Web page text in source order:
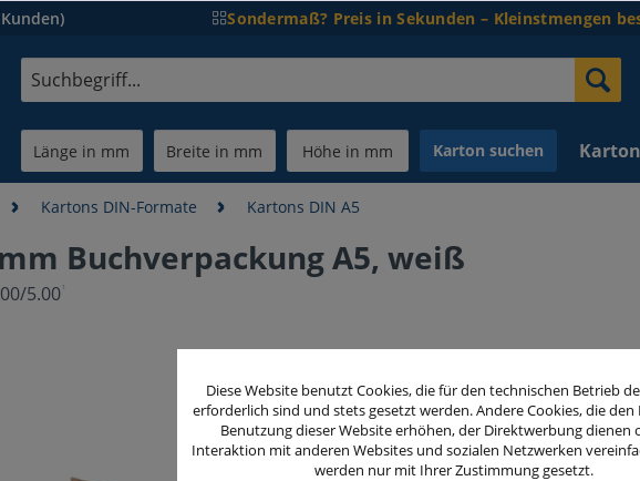
Sondermaß? Preis in Sekunden – Kleinstmengen
Karton suchen
Kartons DIN-Formate Kartons DIN A5
Buchverpackung A5, weiß
5.00¹
inkl.
Diese Website benutzt Cookies, die für den technischen Betrieb
erforderlich sind und stets gesetzt werden. Andere Cookies, die
Benutzung dieser Website erhöhen, der Direktwerbung dienen
Interaktion mit anderen Websites und sozialen Netzwerken
werden nur mit Ihrer Zustimmung gesetzt.